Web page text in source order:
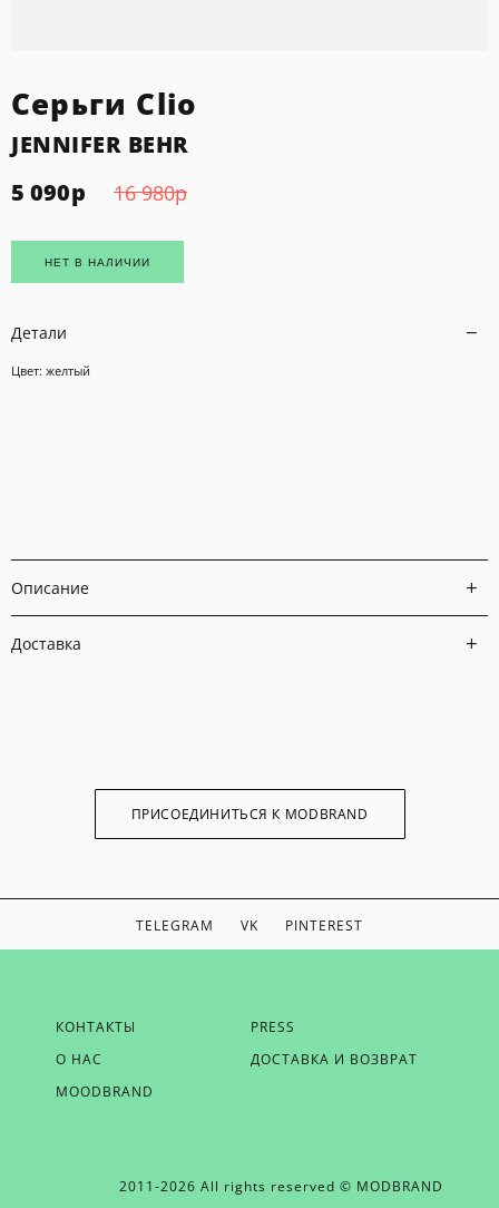
Серьги Clio
JENNIFER BEHR
5 090р 16 980р
НЕТ В НАЛИЧИИ
Детали
Цвет: желтый
Описание
Доставка
ПРИСОЕДИНИТЬСЯ К MODBRAND
TELEGRAM VK PINTEREST
КОНТАКТЫ
PRESS
О НАС
ДОСТАВКА И ВОЗВРАТ
MOODBRAND
2011-2026 All rights reserved © MODBRAND
ЕСЛИ ВЫ ХОТИТЕ БЫТЬ В КУРСЕ НАШИХ НОВОСТЕЙ,
ОТПРАВЬТЕ НАМ СВОЙ EMAIL
ОТПРАВИТЬ EMAIL